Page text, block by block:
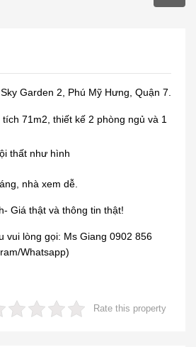
Garden 2, Phú Mỹ Hưng, Quận 7.
71m2, thiết kế 2 phòng ngủ và 1
thất như hình
nhà xem dễ.
Giá thật và thông tin thật!
vui lòng gọi: Ms Giang 0902 856
Whatsapp)
Rate this property